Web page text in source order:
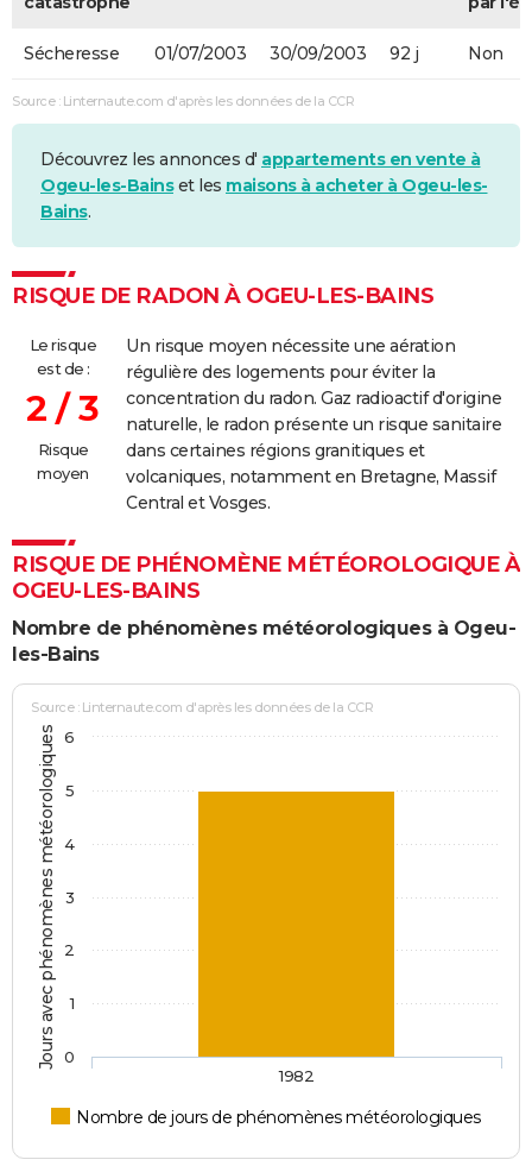
Sécheresse 01/07/2003 30/09/2003 92 j Non
Source : Linternaute.com d'après les données de la CCR
Découvrez les annonces d' appartements en vente à
Ogeu-les-Bainset les maisons à acheter à Ogeu-les-
Bains.
RISQUE DE RADON À OGEU-LES-BAINS
Le risque
est de :
2 / 3
Risque
moyen
Un risque moyen nécessite une aération
régulière des logements pour éviter la
concentration du radon. Gaz radioactif d'origine
naturelle, le radon présente un risque sanitaire
dans certaines régions granitiques et
volcaniques, notamment en Bretagne, Massif
Central et Vosges.
RISQUE DE PHÉNOMÈNE MÉTÉOROLOGIQUE À
OGEU-LES-BAINS
Nombre de phénomènes météorologiques à Ogeu-
les-Bains
Jours avec phénomènes météorologiques
Source : Linternaute.com d'après les données de la CCR
Nombre de jours de phénomènes météorologiques
1982
0
1
2
3
4
5
6